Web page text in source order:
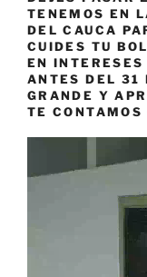
TENEMOS EN
DEL CAUCA
CUIDES TU
EN INTERESES
ANTES DEL 31
GRANDE Y
TE CONTAMOS